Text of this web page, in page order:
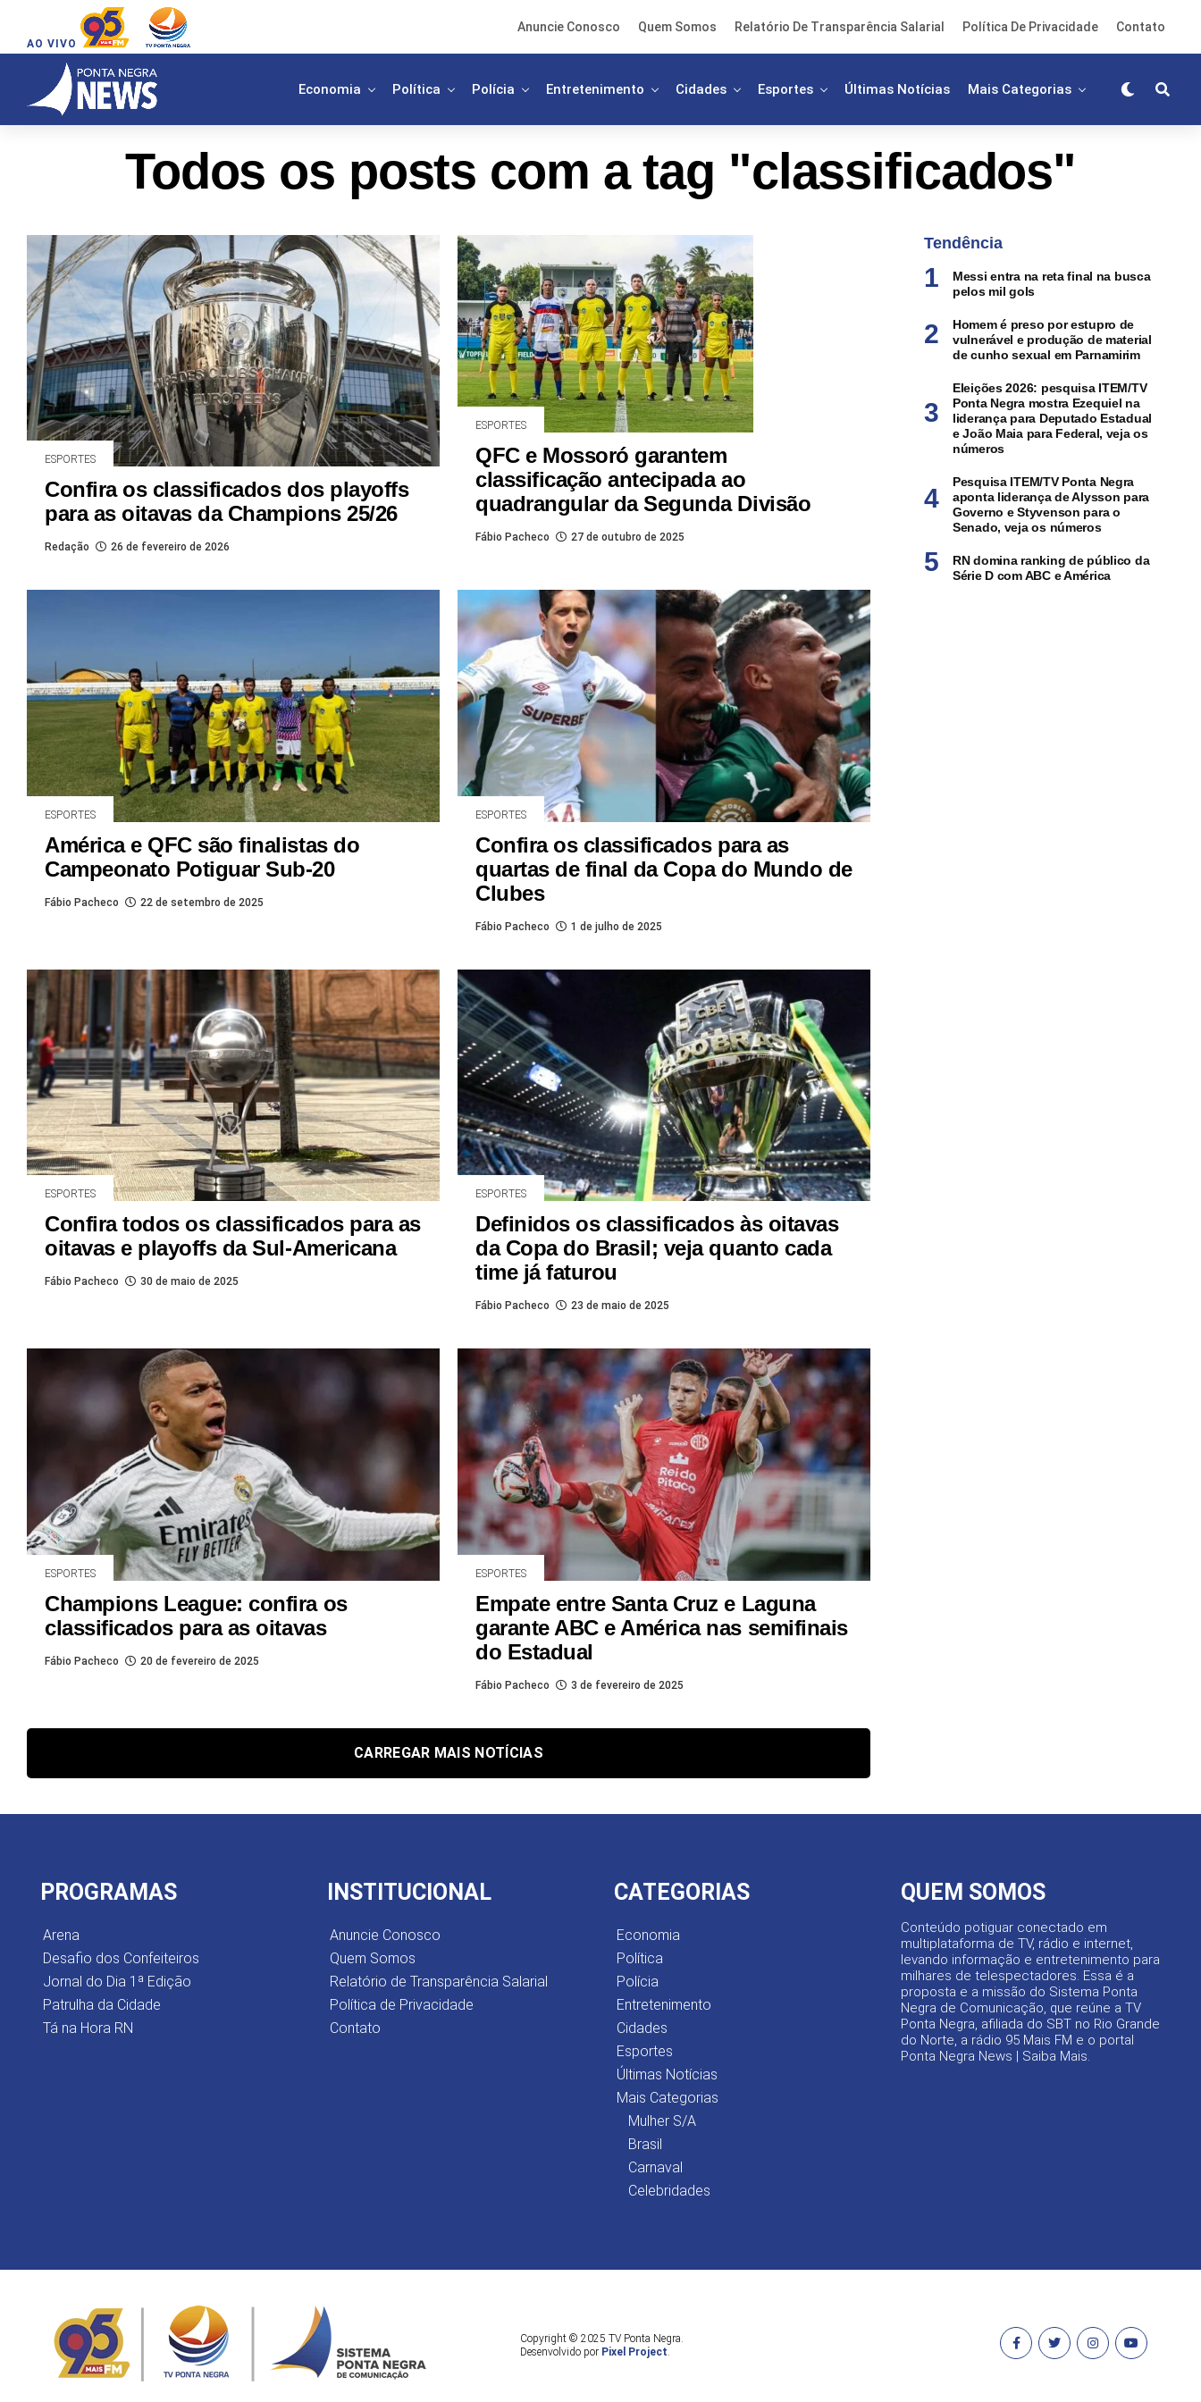
AO VIVO
Anuncie Conosco Quem Somos Relatório De Transparência Salarial Política De Privacidade Contato
Economia Política Polícia Entretenimento Cidades Esportes Últimas Notícias Mais Categorias
Todos os posts com a tag "classificados"
ESPORTES
Confira os classificados dos playoffs
para as oitavas da Champions 25/26
Redação 26 de fevereiro de 2026
ESPORTES
QFC e Mossoró garantem
classificação antecipada ao
quadrangular da Segunda Divisão
Fábio Pacheco 27 de outubro de 2025
ESPORTES
América e QFC são finalistas do
Campeonato Potiguar Sub-20
Fábio Pacheco 22 de setembro de 2025
ESPORTES
Confira os classificados para as
quartas de final da Copa do Mundo de
Clubes
Fábio Pacheco 1 de julho de 2025
ESPORTES
Confira todos os classificados para as
oitavas e playoffs da Sul-Americana
Fábio Pacheco 30 de maio de 2025
ESPORTES
Definidos os classificados às oitavas
da Copa do Brasil; veja quanto cada
time já faturou
Fábio Pacheco 23 de maio de 2025
ESPORTES
Champions League: confira os
classificados para as oitavas
Fábio Pacheco 20 de fevereiro de 2025
ESPORTES
Empate entre Santa Cruz e Laguna
garante ABC e América nas semifinais
do Estadual
Fábio Pacheco 3 de fevereiro de 2025
CARREGAR MAIS NOTÍCIAS
Tendência
Messi entra na reta final na busca
pelos mil gols
Homem é preso por estupro de
vulnerável e produção de material
de cunho sexual em Parnamirim
Eleições 2026: pesquisa ITEM/TV
Ponta Negra mostra Ezequiel na
liderança para Deputado Estadual
e João Maia para Federal, veja os
números
Pesquisa ITEM/TV Ponta Negra
aponta liderança de Alysson para
Governo e Styvenson para o
Senado, veja os números
RN domina ranking de público da
Série D com ABC e América
PROGRAMAS
Arena
Desafio dos Confeiteiros
Jornal do Dia 1ª Edição
Patrulha da Cidade
Tá na Hora RN
INSTITUCIONAL
Anuncie Conosco
Quem Somos
Relatório de Transparência Salarial
Política de Privacidade
Contato
CATEGORIAS
Economia
Política
Polícia
Entretenimento
Cidades
Esportes
Últimas Notícias
Mais Categorias
Mulher S/A
Brasil
Carnaval
Celebridades
QUEM SOMOS
Conteúdo potiguar conectado em
multiplataforma de TV, rádio e internet,
levando informação e entretenimento para
milhares de telespectadores. Essa é a
proposta e a missão do Sistema Ponta
Negra de Comunicação, que reúne a TV
Ponta Negra, afiliada do SBT no Rio Grande
do Norte, a rádio 95 Mais FM e o portal
Ponta Negra News | Saiba Mais.
Copyright © 2025 TV Ponta Negra.
Desenvolvido por Pixel Project.